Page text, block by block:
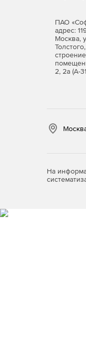
ПАО
адрес:
Москва,
2, 2а (А-
На